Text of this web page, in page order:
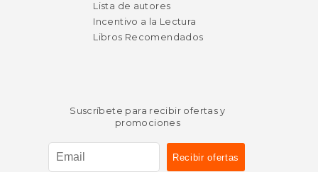
Lista de autores
Incentivo a la Lectura
Libros Recomendados
Suscríbete para recibir ofertas y
promociones